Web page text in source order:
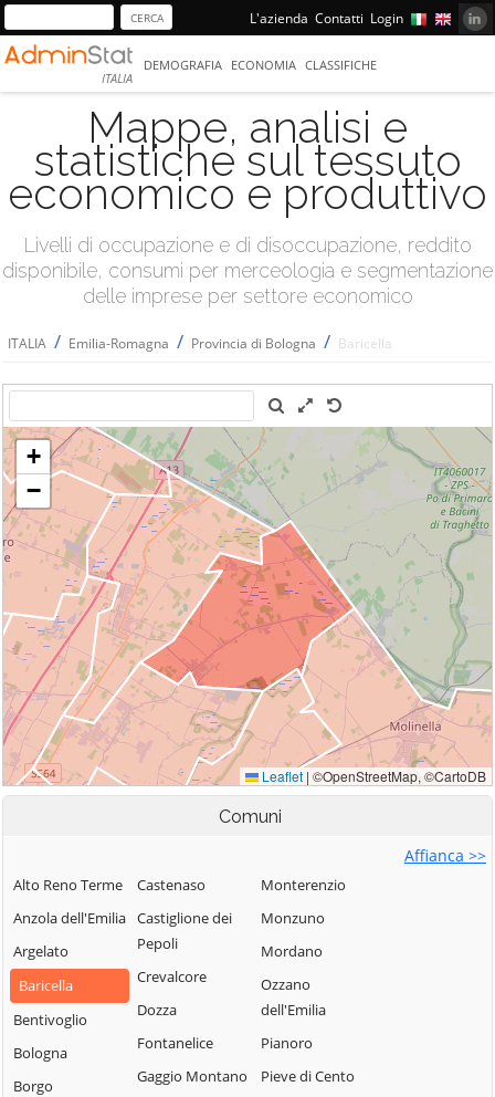
L'azienda Contatti Login
ITALIA
DEMOGRAFIA ECONOMIA CLASSIFICHE
Mappe, analisi e
statistiche sul tessuto
economico e produttivo
Livelli di occupazione e di disoccupazione, reddito
disponibile, consumi per merceologia e segmentazione
delle imprese per settore economico
ITALIA / Emilia-Romagna / Provincia di Bologna / Baricella
Comuni
Affianca >>
Alto Reno Terme
Anzola dell'Emilia
Argelato
Baricella
Bentivoglio
Bologna
Borgo
Castenaso
Castiglione dei
Pepoli
Crevalcore
Dozza
Fontanelice
Gaggio Montano
Monterenzio
Monzuno
Mordano
Ozzano
dell'Emilia
Pianoro
Pieve di Cento